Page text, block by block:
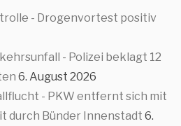
- Drogenvortest positiv
- Polizei beklagt 12
6. August 2026
- PKW entfernt sich mit
durch Bünder Innenstadt 6.